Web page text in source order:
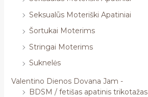
Seksualūs Moteriški Apatiniai
Šortukai Moterims
Stringai Moterims
Suknelės
Valentino Dienos Dovana Jam -
BDSM / fetišas apatinis trikotažas